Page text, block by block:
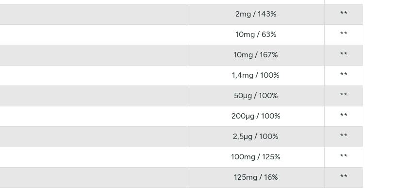
2mg / 143% **
10mg / 63% **
10mg / 167% **
1,4mg / 100% **
50µg / 100% **
200µg / 100% **
2,5µg / 100% **
100mg / 125% **
125mg / 16% **